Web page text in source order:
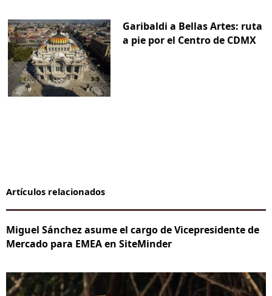
Garibaldi a Bellas Artes: ruta
a pie por el Centro de CDMX
Artículos relacionados
Miguel Sánchez asume el cargo de Vicepresidente de
Mercado para EMEA en SiteMinder